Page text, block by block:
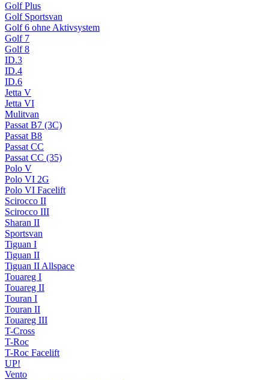
Golf Plus
Golf Sportsvan
Golf 6 ohne Aktivsystem
Golf 7
Golf 8
ID.3
ID.4
ID.6
Jetta V
Jetta VI
Mulitvan
Passat B7 (3C)
Passat B8
Passat CC
Passat CC (35)
Polo V
Polo VI 2G
Polo VI Facelift
Scirocco II
Scirocco III
Sharan II
Sportsvan
Tiguan I
Tiguan II
Tiguan II Allspace
Touareg I
Touareg II
Touran I
Touran II
Touareg III
T-Cross
T-Roc
T-Roc Facelift
UP!
Vento